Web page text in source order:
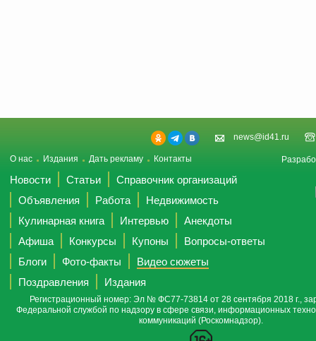
news@id41.ru
О нас Издания Дать рекламу Контакты
Новости Статьи
Справочник организаций
Объявления
Работа
Недвижимость
Кулинарная книга
Интервью
Анекдоты
Афиша
Конкурсы Купоны
Вопросы-ответы
Блоги
Фото-факты
Видео сюжеты
Поздравления
Издания
Регистрационный номер: Эл № ФС77-73814 от 28 сентября 2018 г.,
Федеральной службой по надзору в сфере связи, информационных
коммуникаций (Роскомнадзор).